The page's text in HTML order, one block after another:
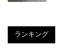
ランキング